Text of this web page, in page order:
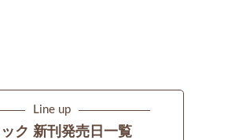
Line up
ク 新刊発売日一覧